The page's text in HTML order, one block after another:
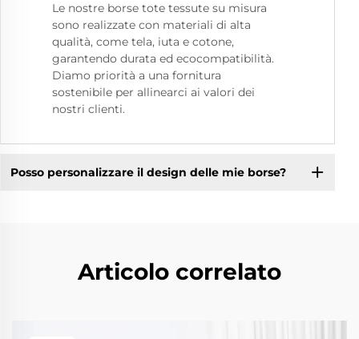
Le nostre borse tote tessute su misura
sono realizzate con materiali di alta
qualità, come tela, iuta e cotone,
garantendo durata ed ecocompatibilità.
Diamo priorità a una fornitura
sostenibile per allinearci ai valori dei
nostri clienti.
Posso personalizzare il design delle mie borse?
Articolo correlato